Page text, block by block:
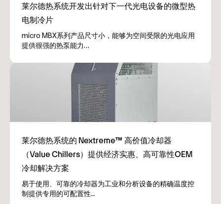
micro MBX系列产品尺寸小，能够为空间受限的光电应用
提供很强的热泵能力…
易于使用、可靠的冷却器为工业和分析设备的精确温度控
制提供专用的可配置性...